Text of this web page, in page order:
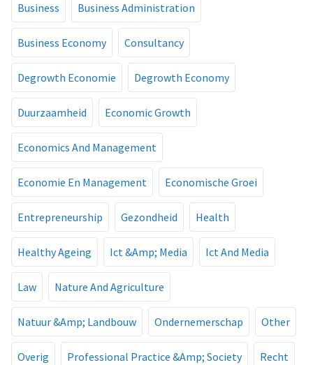
Business Business Administration
Business Economy Consultancy
Degrowth Economie Degrowth Economy
Duurzaamheid Economic Growth
Economics And Management
Economie En Management Economische Groei
Entrepreneurship Gezondheid Health
Healthy Ageing Ict &Amp; Media Ict And Media
Law Nature And Agriculture
Natuur &Amp; Landbouw Ondernemerschap Other
Overig Professional Practice &Amp; Society Recht